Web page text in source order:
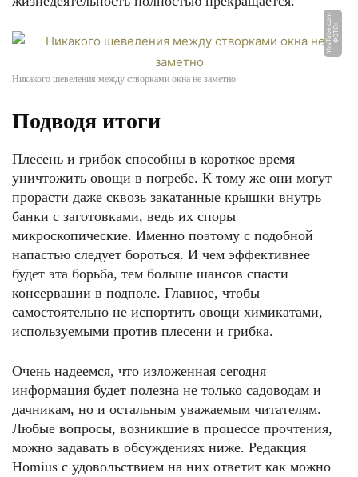
Ф
О
Т
О:
Y
o
u
T
u
b
e.
c
o
m
Никакого шевеления между створками окна не заметно
Подводя итоги
Плесень и грибок способны в короткое время
уничтожить овощи в погребе. К тому же они могут
прорасти даже сквозь закатанные крышки внутрь
банки с заготовками, ведь их споры
микроскопические. Именно поэтому с подобной
напастью следует бороться. И чем эффективнее
будет эта борьба, тем больше шансов спасти
консервации в подполе. Главное, чтобы
самостоятельно не испортить овощи химикатами,
используемыми против плесени и грибка.
Очень надеемся, что изложенная сегодня
информация будет полезна не только садоводам и
дачникам, но и остальным уважаемым читателям.
Любые вопросы, возникшие в процессе прочтения,
можно задавать в обсуждениях ниже. Редакция
Homius с удовольствием на них ответит как можно